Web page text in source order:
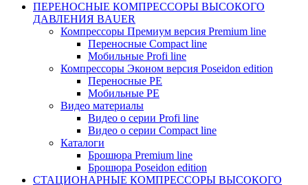
ПЕРЕНОСНЫЕ КОМПРЕССОРЫ ВЫСОКОГО
ДАВЛЕНИЯ BAUER
Компрессоры Премиум версия Premium line
Переносные Compact line
Мобильные Profi line
Компрессоры Эконом версия Poseidon edition
Переносные PE
Мобильные PE
Видео материалы
Видео о серии Profi line
Видео о серии Compact line
Каталоги
Брошюра Premium line
Брошюра Poseidon edition
СТАЦИОНАРНЫЕ КОМПРЕССОРЫ ВЫСОКОГО